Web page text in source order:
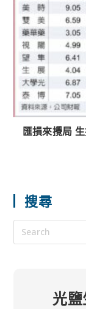
匯損來攪局
搜尋
光